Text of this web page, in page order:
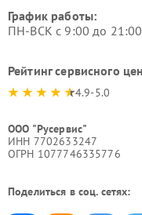
График работы:
ПН-ВСК с 9:00 до
Рейтинг сервисного
4.9-5.0
ООО "Русервис"
ИНН 7702633247
ОГРН 1077746335776
Поделиться в соц. сетях: